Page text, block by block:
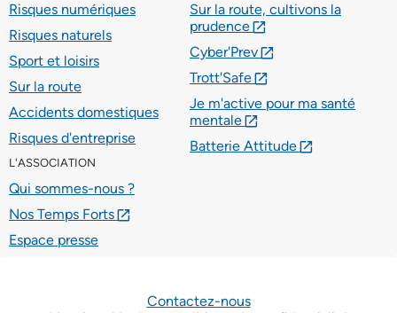
Risques numériques
Risques naturels
Sport et loisirs
Sur la route
Accidents domestiques
Risques d'entreprise
Sur la route, cultivons la
prudence lien externe
Cyber'Prev lien externe
Trott'Safe lien externe
Je m'active pour ma santé
mentale lien externe
Batterie Attitude lien externe
L'ASSOCIATION
Qui sommes-nous ?
Nos Temps Forts lien externe
Espace presse
Contactez-nous